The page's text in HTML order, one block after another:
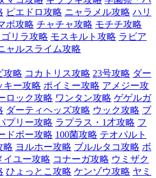
ピエドロ攻略 ニャラメル攻略 ハリ
ボ攻略 チャチャ攻略 モチチ攻略
ゴリラ攻略 モスキルト攻略 ラビア
ャルスライム攻略
攻略 コカトリス攻略 23号攻略 ダー
キー攻略 ポイミー攻略 アメジー攻
ロック攻略 ワンタン攻略 ゲゲルガ
ダーティヘッズ攻略 ウック攻略 ブ
プリー攻略 ラプラス・1才攻略 フ
ドボー攻略 100菌攻略 テオパルト
略 ヨルホー攻略 ブルルタコ攻略 ボ
イユー攻略 コナーガ攻略 ウミザク
ひょっとこ攻略 ケンゾウ攻略 ヤミ